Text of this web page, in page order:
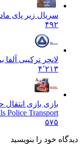
سریال زیر پای
۴۹۲
لانچر ترکیبی آلفا
۴٬۲۱۳
بازی بازی انتقال
Police Transport
۵۷۵
دیدگاه خود را بنویسید